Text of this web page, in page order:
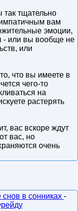
тщательно
вам
эмоции,
- или вы вообще не
или
что вы имеете в
чего-то
на
растерять
вас вскоре ждут
вас, но
очень
в сонниках -